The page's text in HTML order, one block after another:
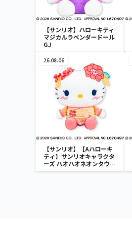
【サンリオ】ハローキティ
マジカルラベンダードール
GJ
26.08.06
【サンリオ】【Aハローキ
ティ】サンリオキャラクタ
ーズ ハオハオネオンタウン
ドールBIGタイプ1